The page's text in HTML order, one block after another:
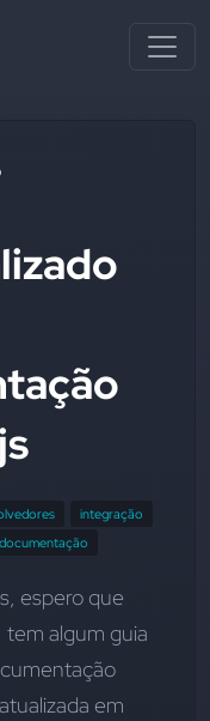
integração
documentação
espero que
algum guia
em